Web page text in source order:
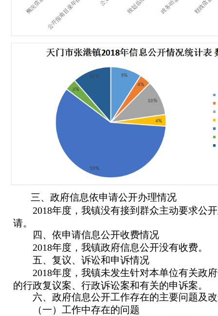
三、政府信息依申请公开办理情况
2018年度，我镇没有接到群众主动要求公
请。
四、依申请信息公开收费情况
2018年度，我镇政府信息公开没有收费。
五、复议、诉讼和申诉情况
2018年度，我镇未发生针对本单位有关政
的行政复议案、行政诉讼案和有关的申诉案。
六、政府信息公开工作存在的主要问题及
（一）工作中存在的问题